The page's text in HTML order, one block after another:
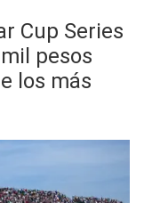
Cup Series
pesos
los más